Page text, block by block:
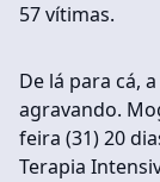
57 vítimas.
De lá para cá,
agravando.
feira (31) 20
Terapia